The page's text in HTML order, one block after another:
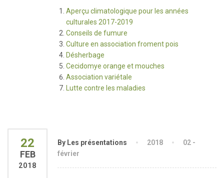
Aperçu climatologique pour les années
culturales 2017-2019
Conseils de fumure
Culture en association froment pois
Désherbage
Cecidomye orange et mouches
Association variétale
Lutte contre les maladies
22
FEB
2018
By Les présentations 2018
02 -
février